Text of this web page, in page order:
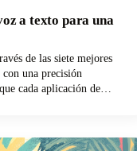
a texto para una
de las siete mejores
una precisión
cada aplicación de